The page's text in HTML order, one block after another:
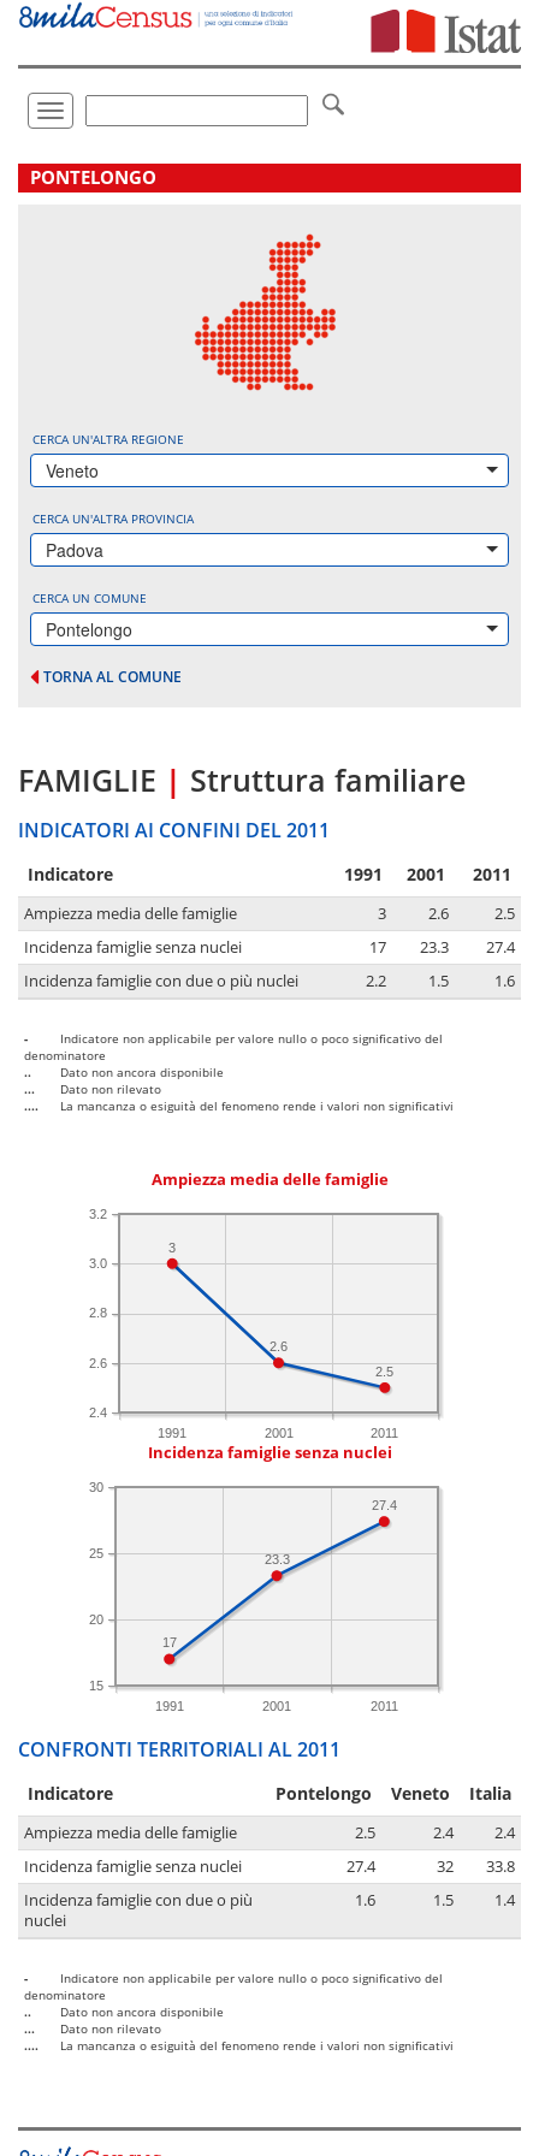
Vai
direttamente
Toggle
navigation
.
PONTELONGO
CERCA UN'ALTRA REGIONE
Veneto
CERCA UN'ALTRA PROVINCIA
Padova
CERCA UN COMUNE
Pontelongo
TORNA AL COMUNE
FAMIGLIE | Struttura familiare
INDICATORI AI CONFINI DEL 2011
Indicatore 1991 2001 2011
Ampiezza media delle famiglie 3 2.6
2.5
Incidenza famiglie senza nuclei
17 23.3
27.4
Incidenza famiglie con due o più nuclei
2.2 1.5 1.6
-
Indicatore non applicabile per valore nullo o poco significativo del
denominatore
..
Dato non ancora disponibile
...
Dato non rilevato
....
La mancanza o esiguità del fenomeno rende i valori non significativi
Ampiezza media delle famiglie
1991 2001 2011
2.4
2.6
2.8
3.0
3.2
2.5
2.6
3
Incidenza famiglie senza nuclei
1991 2001 2011
15
20
25
30
27.4
23.3
17
CONFRONTI TERRITORIALI AL 2011
Indicatore Pontelongo Veneto Italia
Ampiezza media delle famiglie 2.5 2.4
2.4
Incidenza famiglie senza nuclei
27.4 32
33.8
Incidenza famiglie con due o più
nuclei
1.6 1.5 1.4
-
Indicatore non applicabile per valore nullo o poco significativo del
denominatore
..
Dato non ancora disponibile
...
Dato non rilevato
....
La mancanza o esiguità del fenomeno rende i valori non significativi